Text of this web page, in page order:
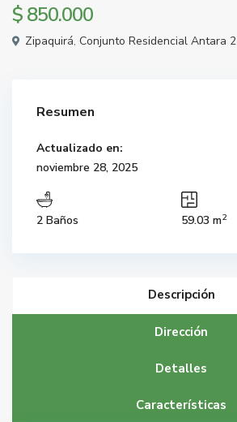
$ 850.000
Zipaquirá, Conjunto Residencial Antara 2
Resumen
Actualizado en:
noviembre 28, 2025
2 Baños 59.03 m2
Descripción
Dirección
Detalles
Características